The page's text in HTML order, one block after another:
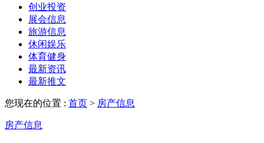
创业投资
展会信息
旅游信息
休闲娱乐
体育健身
最新资讯
最新推文
您现在的位置 : 首页 > 房产信息
房产信息